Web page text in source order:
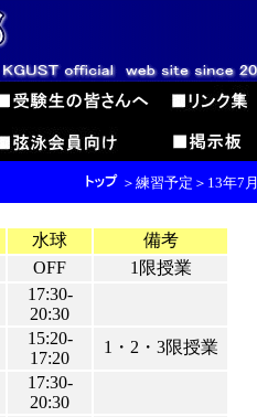
水球
備考
OFF
1限授業
17:30-
20:30
15:20-
17:20
1・2・3限授業
17:30-
20:30
＞練習予定＞13年7月